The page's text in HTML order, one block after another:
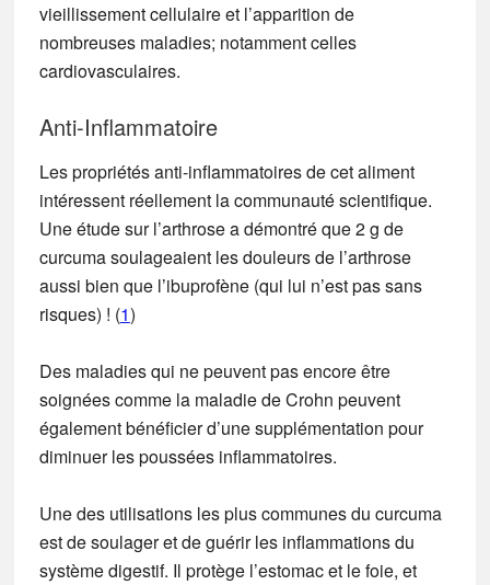
vieillissement cellulaire et l’apparition de
nombreuses maladies; notamment celles
cardiovasculaires.
Anti-Inflammatoire
Les propriétés anti-inflammatoires de cet aliment
intéressent réellement la communauté scientifique.
Une étude sur l’arthrose a démontré que 2 g de
curcuma soulageaient les douleurs de l’arthrose
aussi bien que l’ibuprofène (qui lui n’est pas sans
risques) ! (1)
Des maladies qui ne peuvent pas encore être
soignées comme la maladie de Crohn peuvent
également bénéficier d’une supplémentation pour
diminuer les poussées inflammatoires.
Une des utilisations les plus communes du curcuma
est de soulager et de guérir les inflammations du
système digestif. Il protège l’estomac et le foie, et